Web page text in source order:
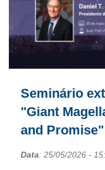
Seminário
"Giant
and Promise"
Data: 25/05/2026 -